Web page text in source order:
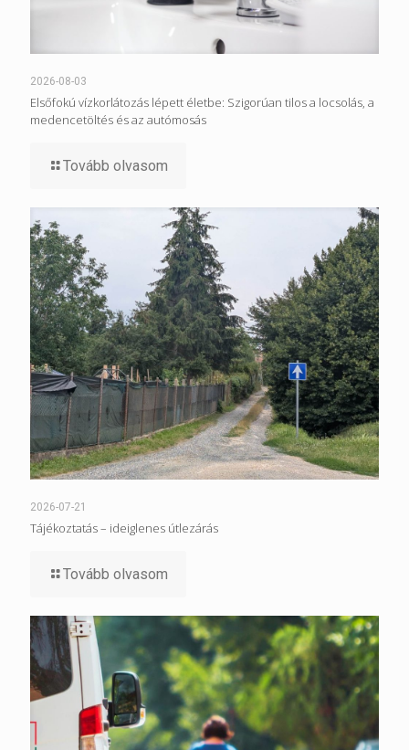
2026-08-03
Elsőfokú vízkorlátozás lépett életbe: Szigorúan tilos a locsolás, a
medencetöltés és az autómosás
Tovább olvasom
2026-07-21
Tájékoztatás – ideiglenes útlezárás
Tovább olvasom